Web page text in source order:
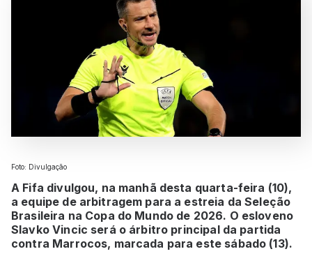
Foto: Divulgação
A Fifa divulgou, na manhã desta quarta-feira (10),
a equipe de arbitragem para a estreia da Seleção
Brasileira na Copa do Mundo de 2026. O esloveno
Slavko Vincic será o árbitro principal da partida
contra Marrocos, marcada para este sábado (13).